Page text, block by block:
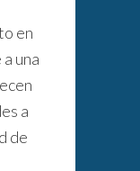
en
una
a
de